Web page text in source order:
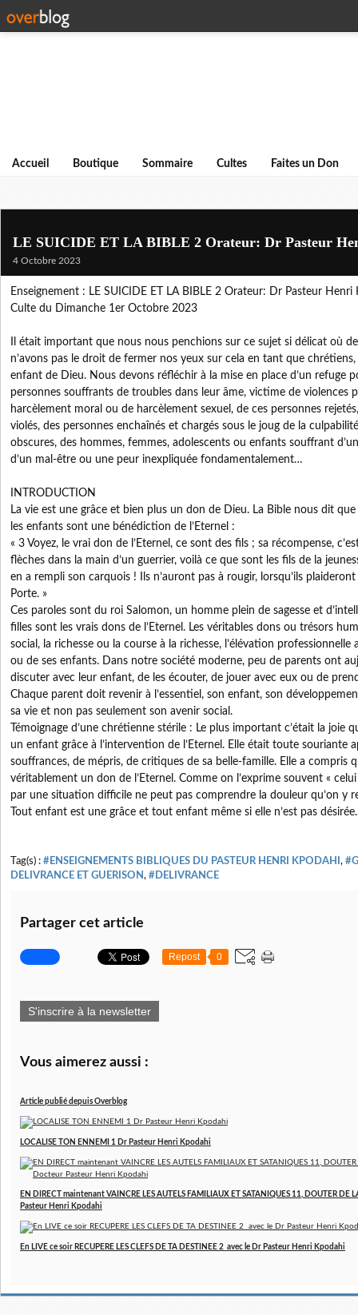
Accueil Boutique Sommaire Cultes Faites un Don
LE SUICIDE ET LA BIBLE 2 Orateur: Dr Pasteur
4 Octobre 2023
Enseignement : LE SUICIDE ET LA BIBLE 2 Orateur: Dr Pasteur Henri
Culte du Dimanche 1er Octobre 2023
Il était important que nous nous penchions sur ce sujet si délicat où
n’avons pas le droit de fermer nos yeux sur cela en tant que
enfant de Dieu. Nous devons réfléchir à la mise en place d’un refuge
personnes souffrants de troubles dans leur âme, victime de violences
harcèlement moral ou de harcèlement sexuel, de ces personnes
violés, des personnes enchaînés et chargés sous le joug de la
obscures, des hommes, femmes, adolescents ou enfants souffrant
d’un mal-être ou une peur inexpliquée fondamentalement…
INTRODUCTION
La vie est une grâce et bien plus un don de Dieu. La Bible nous dit
les enfants sont une bénédiction de l’Eternel :
« 3 Voyez, le vrai don de l’Eternel, ce sont des fils ; sa récompense,
flèches dans la main d’un guerrier, voilà ce que sont les fils de la
en a rempli son carquois ! Ils n’auront pas à rougir, lorsqu’ils
Porte. »
Ces paroles sont du roi Salomon, un homme plein de sagesse et
filles sont les vrais dons de l’Eternel. Les véritables dons ou trésors
social, la richesse ou la course à la richesse, l’élévation
ou de ses enfants. Dans notre société moderne, peu de parents ont
discuter avec leur enfant, de les écouter, de jouer avec eux ou de
Chaque parent doit revenir à l’essentiel, son enfant, son
sa vie et non pas seulement son avenir social.
Témoignage d’une chrétienne stérile : Le plus important c’était la joie
un enfant grâce à l’intervention de l’Eternel. Elle était toute souriante
souffrances, de mépris, de critiques de sa belle-famille. Elle a compris
véritablement un don de l’Eternel. Comme on l’exprime souvent «
par une situation difficile ne peut pas comprendre la douleur qu’on y
Tout enfant est une grâce et tout enfant même si elle n’est pas
Tag(s) : #ENSEIGNEMENTS BIBLIQUES DU PASTEUR HENRI KPODAHI ,
DELIVRANCE ET GUERISON, #DELIVRANCE
Partager cet article
Repost 0
S'inscrire à la newsletter
Vous aimerez aussi :
Article publié depuis Overblog
LOCALISE TON ENNEMI 1 Dr Pasteur Henri Kpodahi
EN DIRECT maintenant VAINCRE LES AUTELS FAMILIAUX ET SATANIQUES 11, DOUTER DE
Pasteur Henri Kpodahi
En LIVE ce soir RECUPERE LES CLEFS DE TA DESTINEE 2 avec le Dr Pasteur Henri Kpodahi